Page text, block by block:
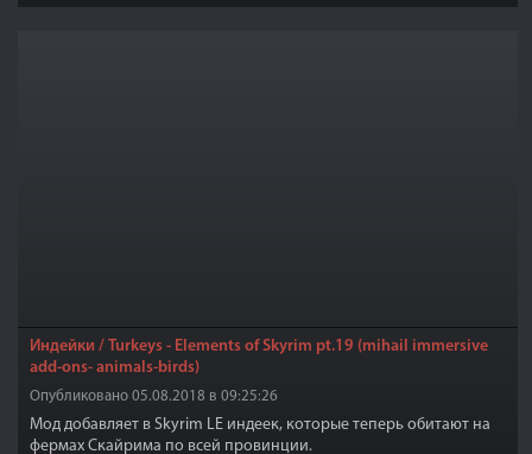
Индейки / Turkeys - Elements of Skyrim pt.19 (mihail immersive
add-ons- animals-birds)
Опубликовано 05.08.2018 в 09:25:26
Мод добавляет в Skyrim LE индеек, которые теперь обитают на
фермах Скайрима по всей провинции.